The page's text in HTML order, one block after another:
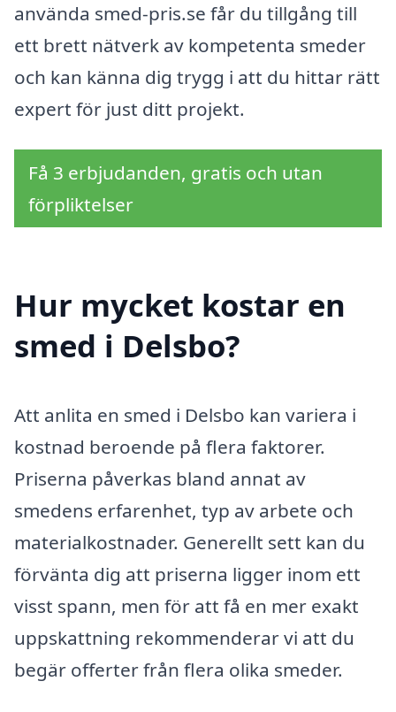
använda smed-pris.se får du tillgång till
ett brett nätverk av kompetenta smeder
och kan känna dig trygg i att du hittar rätt
expert för just ditt projekt.
Få 3 erbjudanden, gratis och utan
förpliktelser
Hur mycket kostar en
smed i Delsbo?
Att anlita en smed i Delsbo kan variera i
kostnad beroende på flera faktorer.
Priserna påverkas bland annat av
smedens erfarenhet, typ av arbete och
materialkostnader. Generellt sett kan du
förvänta dig att priserna ligger inom ett
visst spann, men för att få en mer exakt
uppskattning rekommenderar vi att du
begär offerter från flera olika smeder.